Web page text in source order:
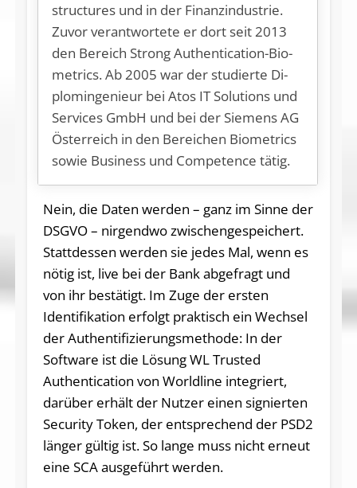
struc­tu­res und in der Fi­nanz­in­dus­trie.
Zu­vor ver­ant­wor­te­te er dort seit 2013
den Be­reich Strong Au­then­ti­ca­ti­on-Bio­
metrics. Ab 2005 war der stu­dier­te Di­
plom­in­ge­nieur bei Atos IT So­lu­ti­ons und
Ser­vices GmbH und bei der Sie­mens AG
Ös­ter­reich in den Be­rei­chen Bio­metrics
so­wie Busi­ness und Com­pe­tence tätig.
Nein, die Daten werden – ganz im Sinne der
DSGVO – nirgendwo zwischengespeichert.
Stattdessen werden sie jedes Mal, wenn es
nötig ist, live bei der Bank abgefragt und
von ihr bestätigt. Im Zuge der ersten
Identifikation erfolgt praktisch ein Wechsel
der Authentifizierungsmethode: In der
Software ist die Lösung WL Trusted
Authentication von Worldline integriert,
darüber erhält der Nutzer einen signierten
Security Token, der entsprechend der PSD2
länger gültig ist. So lange muss nicht erneut
eine SCA ausgeführt werden.